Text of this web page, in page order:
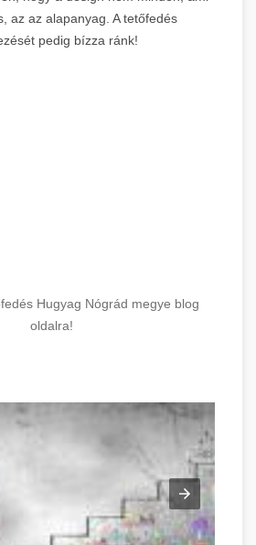
az az alapanyag. A tetőfedés
pedig bízza ránk!
Hugyag Nógrád megye blog
oldalra!